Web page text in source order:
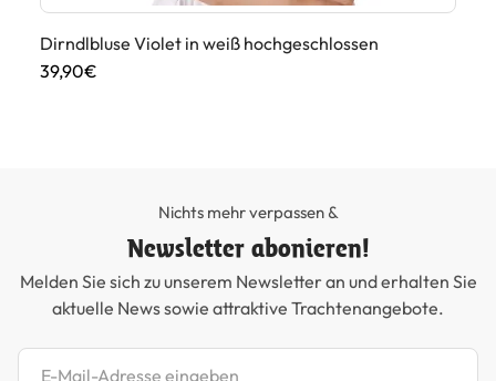
Dirndlbluse Violet in weiß hochgeschlossen
39,90€
Nichts mehr verpassen &
Newsletter abonieren!
Melden Sie sich zu unserem Newsletter an und erhalten Sie
aktuelle News sowie attraktive Trachtenangebote.
Newsletter abonnieren